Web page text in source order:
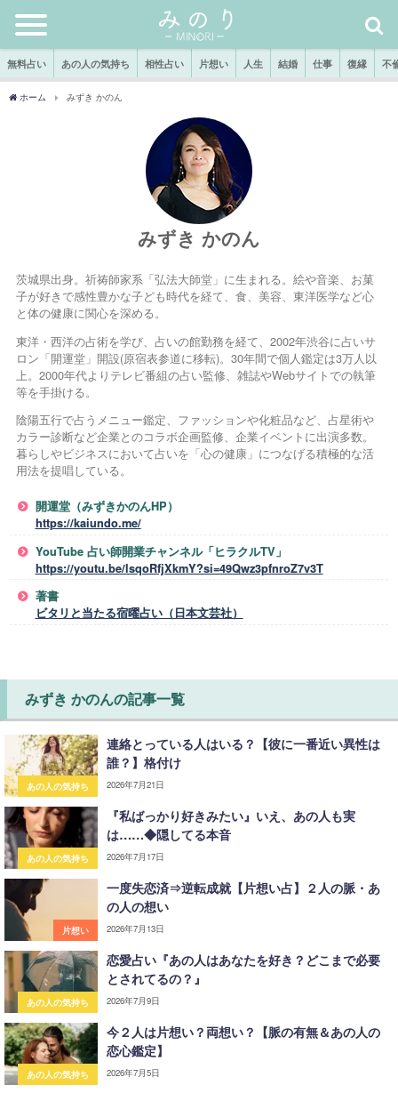
無料占い あの人の気持ち 相性占い 片想い 人生 結婚 仕事 復縁 不
ホーム みずき かのん
みずき かのん
茨城県出身。祈祷師家系「弘法大師堂」に生まれる。絵や音楽、お菓
子が好きで感性豊かな子ども時代を経て、食、美容、東洋医学など心
と体の健康に関心を深める。
東洋・西洋の占術を学び、占いの館勤務を経て、2002年渋谷に占いサ
ロン「開運堂」開設(原宿表参道に移転)。30年間で個人鑑定は3万人以
上。2000年代よりテレビ番組の占い監修、雑誌やWebサイトでの執筆
等を手掛ける。
陰陽五行で占うメニュー鑑定、ファッションや化粧品など、占星術や
カラー診断など企業とのコラボ企画監修、企業イベントに出演多数。
暮らしやビジネスにおいて占いを「心の健康」につなげる積極的な活
用法を提唱している。
開運堂（みずきかのんHP）
https://kaiundo.me/
YouTube 占い師開業チャンネル「ヒラクルTV」
https://youtu.be/lsqoRfjXkmY?si=49Qwz3pfnroZ7v3T
著書
ビタリと当たる宿曜占い（日本文芸社）
みずき かのんの記事一覧
あの人の気持ち
連絡とっている人はいる？【彼に一番近い異性は
誰？】格付け
2026年7月21日
あの人の気持ち
『私ばっかり好きみたい』いえ、あの人も実
は……◆隠してる本音
2026年7月17日
片想い
一度失恋済⇒逆転成就【片想い占】２人の脈・あ
の人の想い
2026年7月13日
あの人の気持ち
恋愛占い『あの人はあなたを好き？どこまで必要
とされてるの？』
2026年7月9日
あの人の気持ち
今２人は片想い？両想い？【脈の有無＆あの人の
恋心鑑定】
2026年7月5日